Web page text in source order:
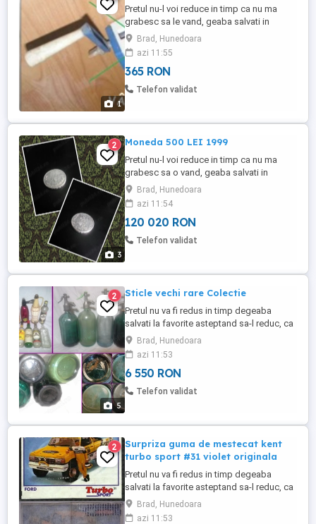
1
Pretul nu-l voi reduce in timp ca nu ma
grabesc sa le vand, geaba salvati in
favorite crezand ca-l scad, normal il cresc
constant dar sunt negociabile, oricum
valoreaza mai mult de atat Nu le trimit cu
ramburs Care vor sa-mi vanda ori isi dau
cu parerea sau compara cu alte oferte
Brad, Hunedoara
azi 11:55
365 RON
Telefon validat
3
2 Moneda 500 LEI 1999
Pretul nu-l voi reduce in timp ca nu ma
grabesc sa o vand, geaba salvati in
favorite crezand ca-l scad, normal il cresc
constant Doar 120020 lei (23500 euro)
negociabil, oricum valoreaza mai mult de
atat Nu o trimit cu ramburs Care vor sa-mi
vanda ori isi dau cu parerea sau compara
Brad, Hunedoara
azi 11:54
120 020 RON
Telefon validat
5
2 Sticle vechi rare Colectie
Pretul nu va fi redus in timp degeaba
salvati la favorite asteptand sa-l reduc, ca
practic il urc treptat Doar 6550 lei
negociabil toate la pachet, oricum au
valoare mult mai mare de atat pentru ca
NU se mai fabrica asa ceva Nu le dau
separat Nu le trimit cu ramburs Nu ma
Brad, Hunedoara
azi 11:53
6 550 RON
Telefon validat
2
Surpriza guma de mestecat kent
turbo sport #31 violet originala
Pretul nu va fi redus in timp degeaba
salvati la favorite asteptand sa-l reduc, ca
practic il urc treptat Doar 4635 euro
negociabil, oricum are valoare mult mai
Brad, Hunedoara
azi 11:53